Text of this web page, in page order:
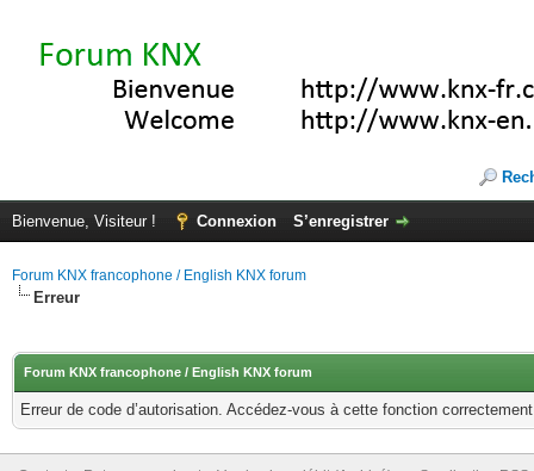
Bienvenue, Visiteur ! Connexion S’enregistrer
Forum KNX francophone / English KNX forum
Erreur
Forum KNX francophone / English KNX forum
Erreur de code d’autorisation. Accédez-vous à cette fonction